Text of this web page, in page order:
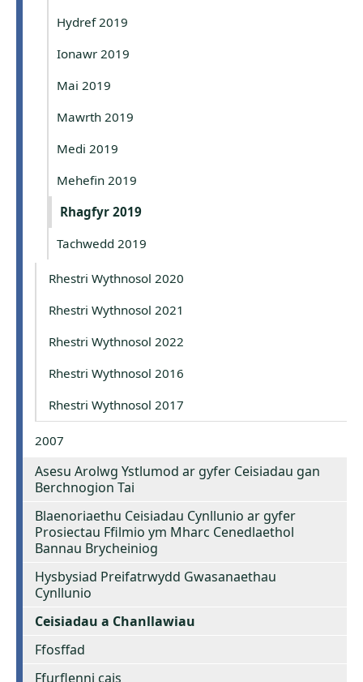
Hydref 2019
Ionawr 2019
Mai 2019
Mawrth 2019
Medi 2019
Mehefin 2019
Rhagfyr 2019
Tachwedd 2019
Rhestri Wythnosol 2020
Rhestri Wythnosol 2021
Rhestri Wythnosol 2022
Rhestri Wythnosol 2016
Rhestri Wythnosol 2017
2007
Asesu Arolwg Ystlumod ar gyfer Ceisiadau gan
Berchnogion Tai
Blaenoriaethu Ceisiadau Cynllunio ar gyfer
Prosiectau Ffilmio ym Mharc Cenedlaethol
Bannau Brycheiniog
Hysbysiad Preifatrwydd Gwasanaethau
Cynllunio
Ceisiadau a Chanllawiau
Ffosffad
Ffurflenni cais